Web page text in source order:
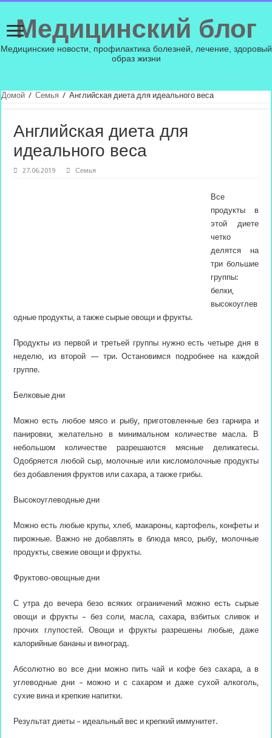
Медицинский блог
Медицинские новости, профилактика болезней, лечение, здоровый
образ жизни
Домой / Семья / Английская диета для идеального веса
Английская диета для
идеального веса
27.06.2019 Семья
Все
продукты в
этой диете
четко
делятся на
три большие
группы:
белки,
высокоуглев
одные продукты, а также сырые овощи и фрукты.
Продукты из первой и третьей группы нужно есть четыре дня в
неделю, из второй — три. Остановимся подробнее на каждой
группе. ⠀
Белковые дни
Можно есть любое мясо и рыбу, приготовленные без гарнира и
панировки, желательно в минимальном количестве масла. В
небольшом количестве разрешаются мясные деликатесы.
Одобряется любой сыр, молочные или кисломолочные продукты
без добавления фруктов или сахара, а также грибы. ⠀
Высокоуглеводные дни
Можно есть любые крупы, хлеб, макароны, картофель, конфеты и
пирожные. Важно не добавлять в блюда мясо, рыбу, молочные
продукты, свежие овощи и фрукты. ⠀
Фруктово-овощные дни
С утра до вечера безо всяких ограничений можно есть сырые
овощи и фрукты – без соли, масла, сахара, взбитых сливок и
прочих глупостей. Овощи и фрукты разрешены любые, даже
калорийные бананы и виноград. ⠀
Абсолютно во все дни можно пить чай и кофе без сахара, а в
углеводные дни – можно и с сахаром и даже сухой алкоголь,
сухие вина и крепкие напитки.
Результат диеты – идеальный вес и крепкий иммунитет.